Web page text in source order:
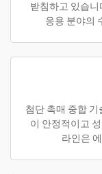
받침하고 있습
응용 분야의
첨단 촉매 중합
이 안정적이고
라인은